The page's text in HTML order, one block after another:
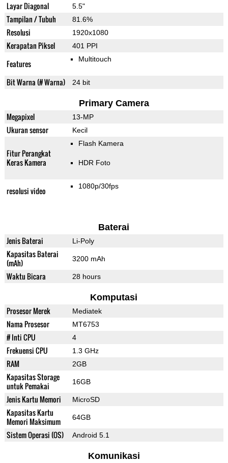
Layar Diagonal 5.5"
Tampilan / Tubuh 81.6%
Resolusi 1920x1080
Kerapatan Piksel 401 PPI
Features Multitouch
Bit Warna (# Warna) 24 bit
Primary Camera
Megapixel 13-MP
Ukuran sensor Kecil
Fitur Perangkat
Keras Kamera
Flash Kamera
HDR Foto
resolusi video 1080p/30fps
Baterai
Jenis Baterai Li-Poly
Kapasitas Baterai
(mAh)
3200 mAh
Waktu Bicara 28 hours
Komputasi
Prosesor Merek Mediatek
Nama Prosesor MT6753
# Inti CPU 4
Frekuensi CPU 1.3 GHz
RAM 2GB
Kapasitas Storage
untuk Pemakai
16GB
Jenis Kartu Memori MicroSD
Kapasitas Kartu
Memori Maksimum
64GB
Sistem Operasi (OS) Android 5.1
Komunikasi